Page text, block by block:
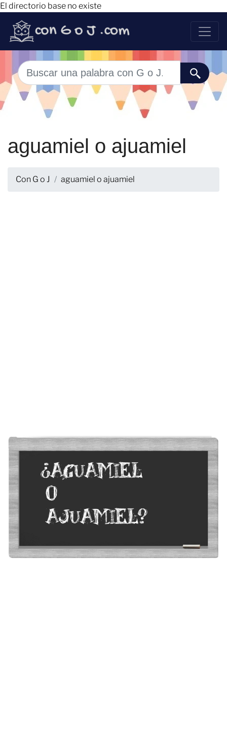
El directorio base no existe
aguamiel o ajuamiel
Con G o J aguamiel o ajuamiel